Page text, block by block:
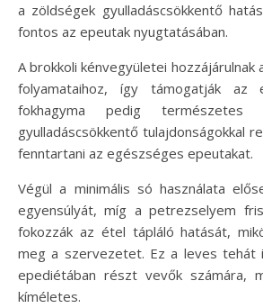
a zöldségek gyulladáscsökkentő
fontos az epeutak nyugtatásában.
A brokkoli kénvegyületei
folyamataihoz, így támogatják az
fokhagyma pedig természetes
gyulladáscsökkentő tulajdonságokkal
fenntartani az egészséges epeutakat.
Végül a minimális só használata
egyensúlyát, míg a petrezselyem
fokozzák az étel tápláló hatását,
meg a szervezetet. Ez a leves tehát
epediétában részt vevők számára,
kíméletes.